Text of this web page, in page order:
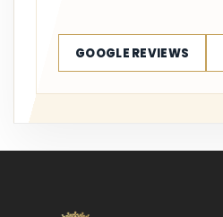
GOOGLE REVIEWS